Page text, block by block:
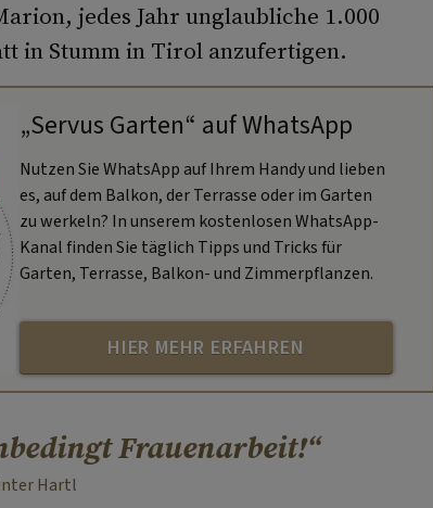
jedes Jahr unglaubliche 1.000
in Stumm in Tirol anzufertigen.
„Servus Garten“ auf WhatsApp
Nutzen Sie WhatsApp auf Ihrem Handy und lieben
es, auf dem Balkon, der Terrasse oder im Garten
zu werkeln? In unserem kostenlosen WhatsApp-
Kanal finden Sie täglich Tipps und Tricks für
Garten, Terrasse, Balkon- und Zimmerpflanzen.
HIER MEHR ERFAHREN
Frauenarbeit!
Hartl